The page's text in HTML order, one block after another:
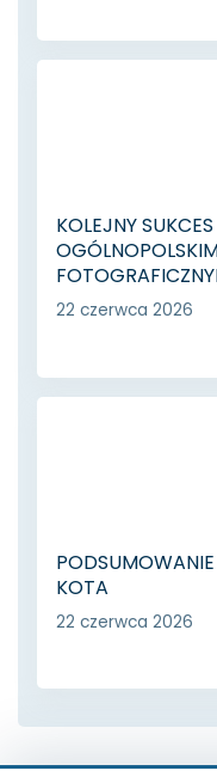
KOLEJNY
22 czerwca 2026
KOTA
22 czerwca 2026